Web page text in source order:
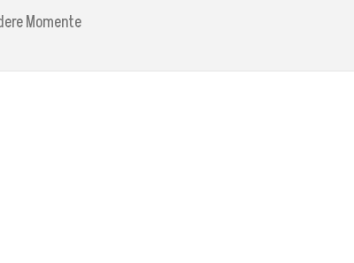
Momente